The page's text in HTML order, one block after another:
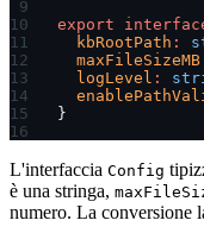
export
  kbRootPath
:
  maxFileSizeMB
  logLevel
:
}
L'interfaccia Config
è una stringa,
numero. La conversione